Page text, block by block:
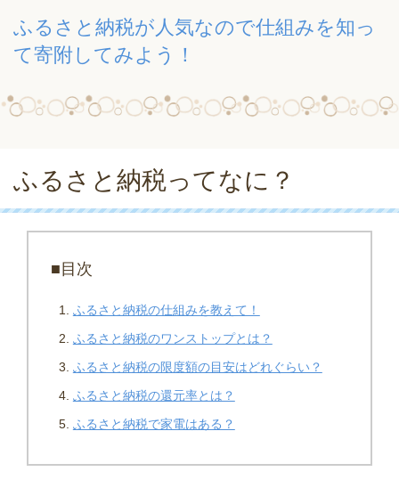
ふるさと納税が人気なので仕組みを知っ
て寄附してみよう！
ふるさと納税ってなに？
■目次
ふるさと納税の仕組みを教えて！
ふるさと納税のワンストップとは？
ふるさと納税の限度額の目安はどれぐらい？
ふるさと納税の還元率とは？
ふるさと納税で家電はある？